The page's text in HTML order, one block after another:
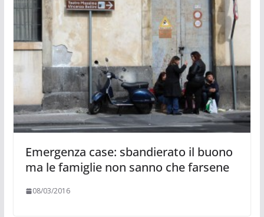
Emergenza case: sbandierato il buono
ma le famiglie non sanno che farsene
08/03/2016